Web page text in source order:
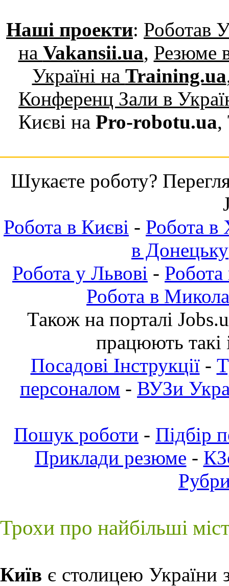
Наші проекти: Роботав
на Vakansii.ua, Резюме
Україні на Training.ua
Конференц Зали в
Києві на Pro-robotu.ua,
Шукаєте роботу?
Робота в Києві - Робота в
в Донецьку
Робота у Львові - Робота
Робота в
Також на порталі
працюють такі
Посадові Інструкції-
персоналом - ВУЗи
Пошук роботи - Підбір
Приклади резюме -
Трохи про найбільші
Київ є столицею України